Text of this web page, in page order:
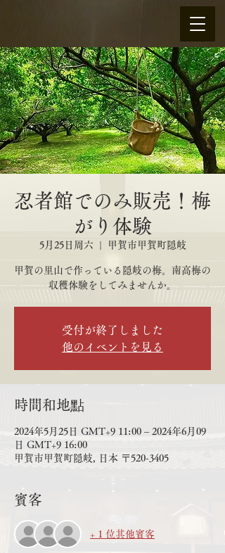
忍者館でのみ販売！梅
がり体験
5月25日周六 甲賀市甲賀町隠岐
甲賀の里山で作っている隠岐の梅。南高梅の
収穫体験をしてみませんか。
受付が終了しました
他のイベントを見る
時間和地點
2024年5月25日 GMT+9 11:00 – 2024年6月09
日 GMT+9 16:00
甲賀市甲賀町隠岐, 日本 〒520-3405
賓客
+ 1 位其他賓客